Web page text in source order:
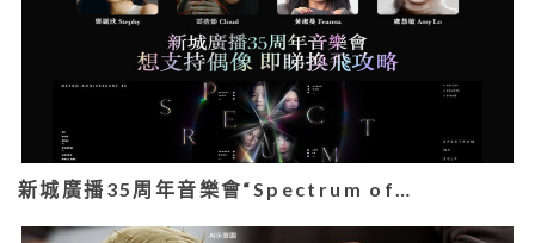
新城廣播35周年音樂會“Spectrum of…